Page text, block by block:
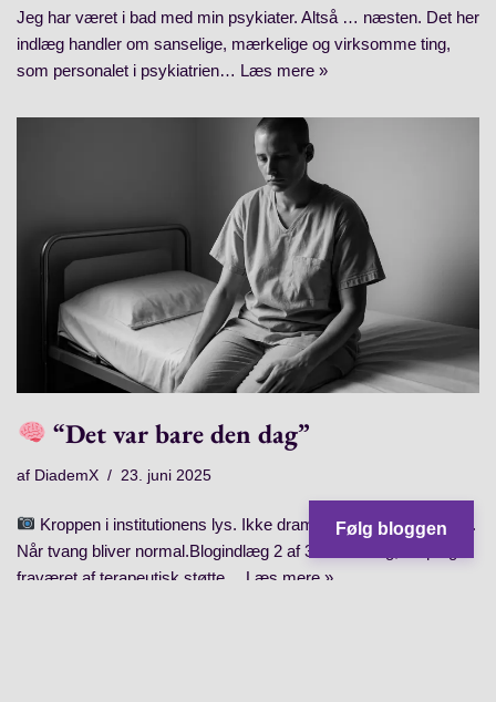
Jeg har været i bad med min psykiater. Altså … næsten. Det her
indlæg handler om sanselige, mærkelige og virksomme ting,
som personalet i psykiatrien… Læs mere »
“Det var bare den dag”
af DiademX 23. juni 2025
Kroppen i institutionens lys. Ikke dramatisk – bare reduceret.
Når tvang bliver normal.Blogindlæg 2 af 3: Om tvang, krop og
fraværet af terapeutisk støtte… Læs mere »
Følg bloggen